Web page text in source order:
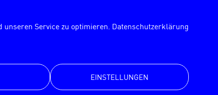
unseren Service zu optimieren. Datenschutzerklärung
EINSTELLUNGEN
Fax +49 6171 9891529
© AMBION GmbH 2026